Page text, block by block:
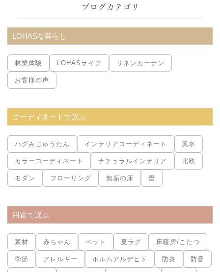
ブログカテゴリ
LOHASな暮らし
林業体験 LOHASライフ リネンカーテン
お客様の声
コーディネートで選ぶ
ハグみじゅうたん インテリアコーディネート 風水
カラーコーディネート ナチュラルインテリア 北欧
モダン フローリング 無垢の床 畳
用途で選ぶ
素材 赤ちゃん ペット 夏ラグ 床暖房/こたつ
季節 アレルギー ホルムアルデヒド 防炎 防音